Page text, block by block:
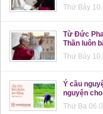
Thứ Bảy
Từ Đức
Thần luôn
Thứ Bảy
Ý cầu
nguyện
Thứ Ba